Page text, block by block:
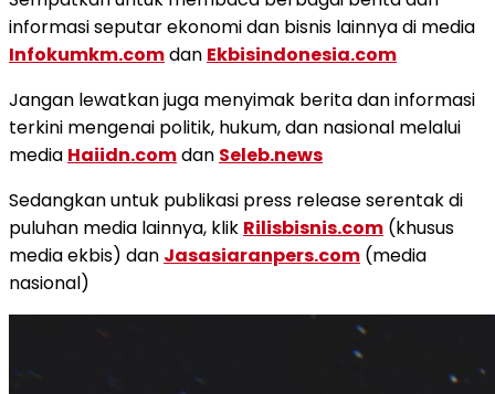
informasi seputar ekonomi dan bisnis lainnya di media
Infokumkm.comdan Ekbisindonesia.com
Jangan lewatkan juga menyimak berita dan informasi
terkini mengenai politik, hukum, dan nasional melalui
media Haiidn.comdan Seleb.news
Sedangkan untuk publikasi press release serentak di
puluhan media lainnya, klik Rilisbisnis.com (khusus
media ekbis) dan Jasasiaranpers.com (media
nasional)